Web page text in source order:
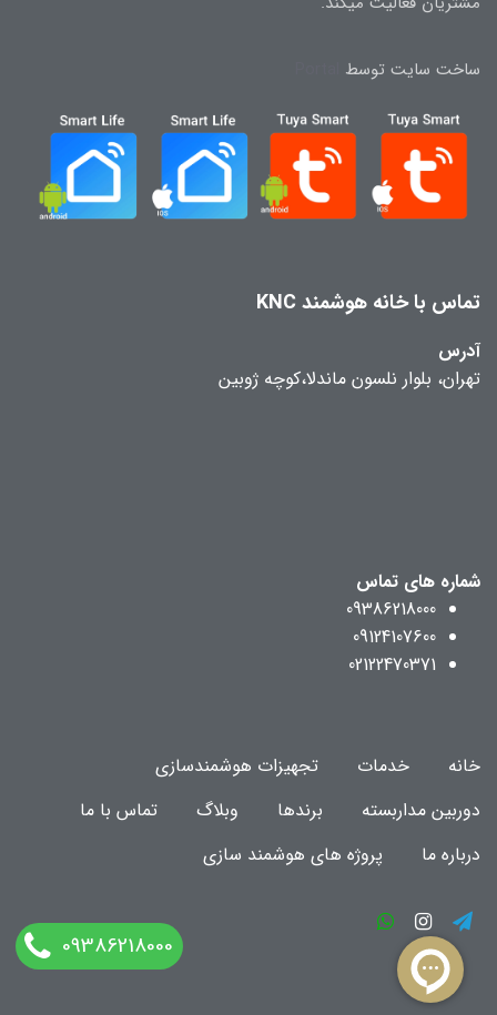
ساخت سایت توسط
تماس با خانه هوشمند KNC
آدرس
تهران، بلوار نلسون ماندلا،کوچه ژوبین
شماره های تماس
09386218000
09124107600
02122470371
خانه خدمات
تجهیزات هوشمندسازی
دوربین مداربسته
برندها وبلاگ
تماس با ما
درباره ما
پروژه های هوشمند سازی
09386218000